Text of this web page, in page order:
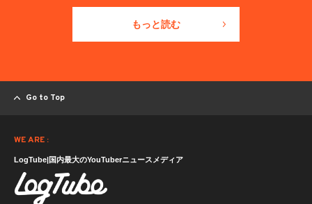
もっと読む
Go to Top
WE ARE :
LogTube|国内最大のYouTuberニュースメディア